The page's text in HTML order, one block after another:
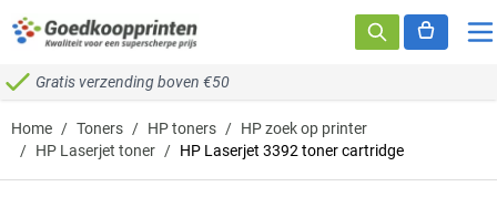
Ga naar de inhoud
Gratis verzending boven €50
Home / Toners / HP toners / HP zoek op printer
/ HP Laserjet toner / HP Laserjet 3392 toner cartridge